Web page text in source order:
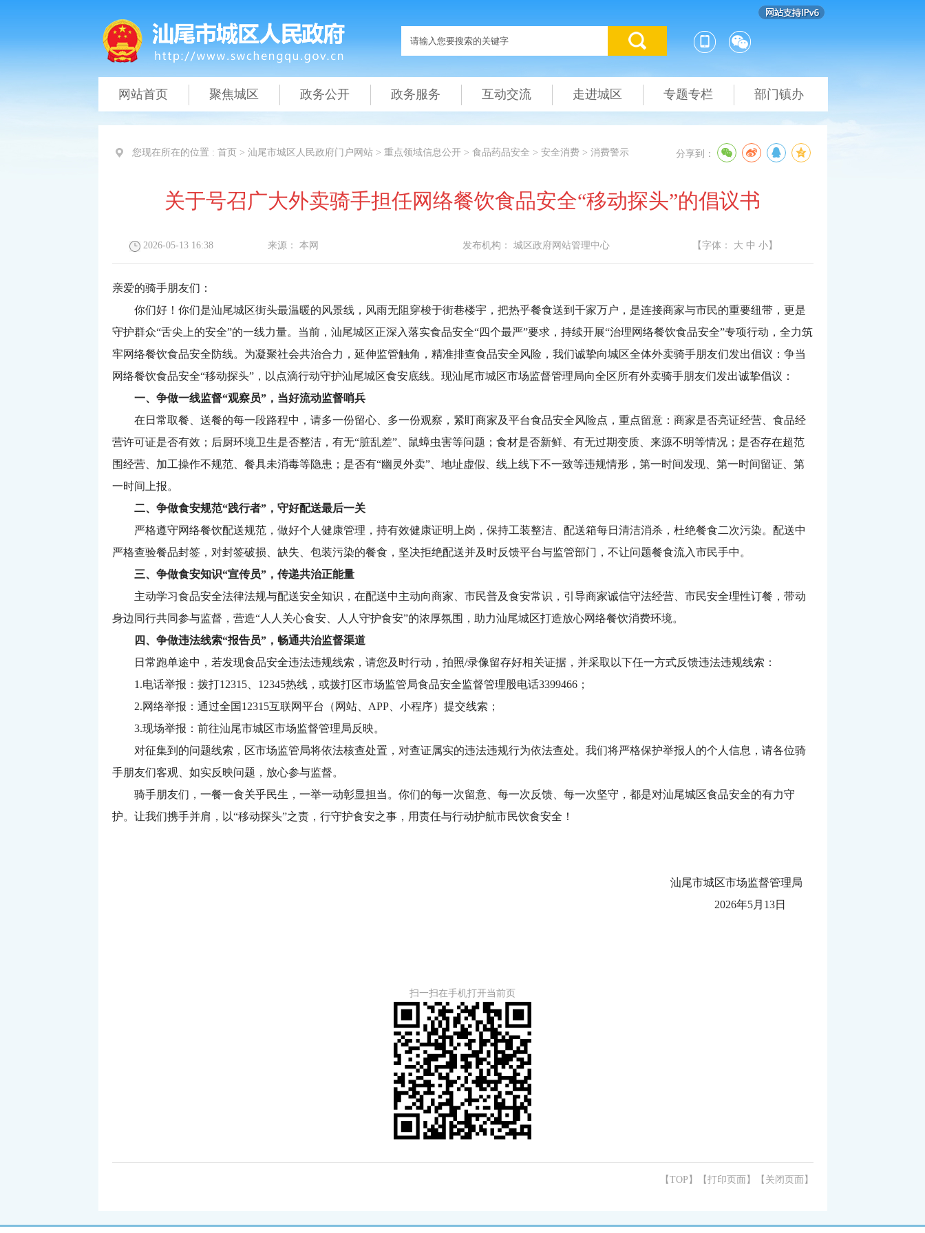
网站首页 聚焦城区 政务公开 政务服务 互动交流 走进城区 专题专栏 部门镇办
您现在所在的位置 : 首页 > 汕尾市城区人民政府门户网站> 重点领域信息公开> 食品药品安全 > 安全消费> 消费警示 分享到：
关于号召广大外卖骑手担任网络餐饮食品安全“移动探头”的倡议书
2026-05-13 16:38 来源： 本网 发布机构： 城区政府网站管理中心 【字体： 大 中 小 】
亲爱的骑手朋友们：
你们好！你们是汕尾城区街头最温暖的风景线，风雨无阻穿梭于街巷楼宇，把热乎餐食送到千家万户，是连接商家与市民的重要纽带，更是
守护群众“舌尖上的安全”的一线力量。当前，汕尾城区正深入落实食品安全“四个最严”要求，持续开展“治理网络餐饮食品安全”专项行动，全力筑
牢网络餐饮食品安全防线。为凝聚社会共治合力，延伸监管触角，精准排查食品安全风险，我们诚挚向城区全体外卖骑手朋友们发出倡议：争当
网络餐饮食品安全“移动探头”，以点滴行动守护汕尾城区食安底线。现汕尾市城区市场监督管理局向全区所有外卖骑手朋友们发出诚挚倡议：
一、争做一线监督“观察员”，当好流动监督哨兵
在日常取餐、送餐的每一段路程中，请多一份留心、多一份观察，紧盯商家及平台食品安全风险点，重点留意：商家是否亮证经营、食品经
营许可证是否有效；后厨环境卫生是否整洁，有无“脏乱差”、鼠蟑虫害等问题；食材是否新鲜、有无过期变质、来源不明等情况；是否存在超范
围经营、加工操作不规范、餐具未消毒等隐患；是否有“幽灵外卖”、地址虚假、线上线下不一致等违规情形，第一时间发现、第一时间留证、第
一时间上报。
二、争做食安规范“践行者”，守好配送最后一关
严格遵守网络餐饮配送规范，做好个人健康管理，持有效健康证明上岗，保持工装整洁、配送箱每日清洁消杀，杜绝餐食二次污染。配送中
严格查验餐品封签，对封签破损、缺失、包装污染的餐食，坚决拒绝配送并及时反馈平台与监管部门，不让问题餐食流入市民手中。
三、争做食安知识“宣传员”，传递共治正能量
主动学习食品安全法律法规与配送安全知识，在配送中主动向商家、市民普及食安常识，引导商家诚信守法经营、市民安全理性订餐，带动
身边同行共同参与监督，营造“人人关心食安、人人守护食安”的浓厚氛围，助力汕尾城区打造放心网络餐饮消费环境。
四、争做违法线索“报告员”，畅通共治监督渠道
日常跑单途中，若发现食品安全违法违规线索，请您及时行动，拍照/录像留存好相关证据，并采取以下任一方式反馈违法违规线索：
1.电话举报：拨打12315、12345热线，或拨打区市场监管局食品安全监督管理股电话3399466；
2.网络举报：通过全国12315互联网平台（网站、APP、小程序）提交线索；
3.现场举报：前往汕尾市城区市场监督管理局反映。
对征集到的问题线索，区市场监管局将依法核查处置，对查证属实的违法违规行为依法查处。我们将严格保护举报人的个人信息，请各位骑
手朋友们客观、如实反映问题，放心参与监督。
骑手朋友们，一餐一食关乎民生，一举一动彰显担当。你们的每一次留意、每一次反馈、每一次坚守，都是对汕尾城区食品安全的有力守
护。让我们携手并肩，以“移动探头”之责，行守护食安之事，用责任与行动护航市民饮食安全！
汕尾市城区市场监督管理局
2026年5月13日
扫一扫在手机打开当前页
【TOP】 【 打印页面 】【 关闭页面 】